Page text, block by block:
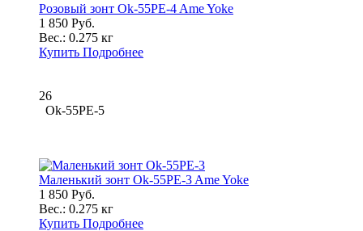
Розовый зонт Ok-55PE-4 Ame Yoke
1 850 Руб.
Вес.: 0.275 кг
Купить Подробнее
26
Ok-55PE-5
Маленький зонт Ok-55PE-3 Ame Yoke
1 850 Руб.
Вес.: 0.275 кг
Купить Подробнее